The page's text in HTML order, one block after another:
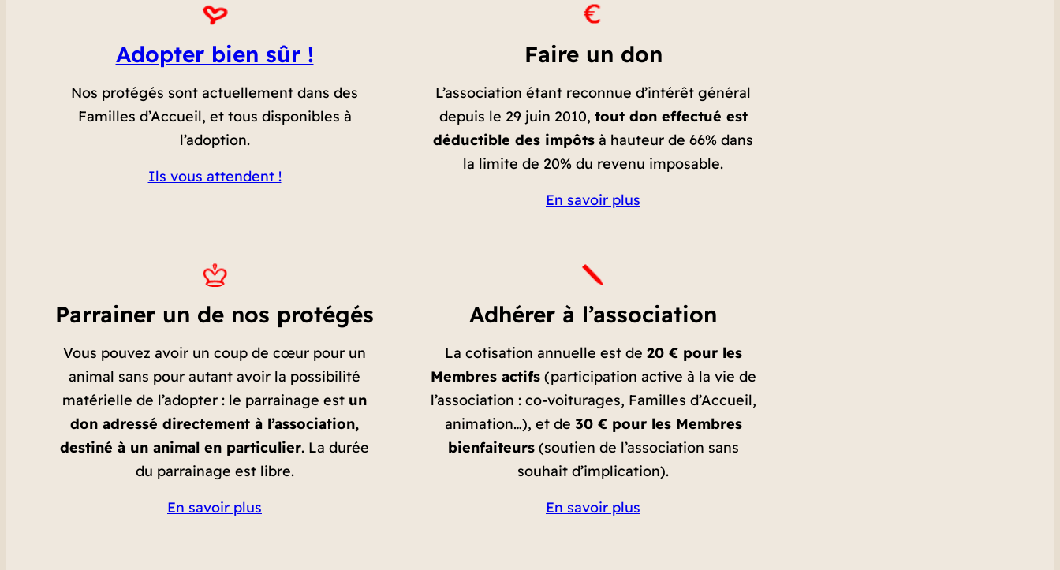
Adopter bien sûr !
Nos protégés sont actuellement dans des
Familles d’Accueil, et tous disponibles à
l’adoption.
Ils vous attendent !
Faire un don
L’association étant reconnue d’intérêt général
depuis le 29 juin 2010, tout don effectué est
déductible des impôts à hauteur de 66% dans
la limite de 20% du revenu imposable.
En savoir plus
Parrainer un de nos protégés
Vous pouvez avoir un coup de cœur pour un
animal sans pour autant avoir la possibilité
matérielle de l’adopter : le parrainage est un
don adressé directement à l’association,
destiné à un animal en particulier. La durée
du parrainage est libre.
En savoir plus
Adhérer à l’association
La cotisation annuelle est de 20 € pour les
Membres actifs(participation active à la vie de
l’association : co-voiturages, Familles d’Accueil,
animation…), et de 30 € pour les Membres
bienfaiteurs(soutien de l’association sans
souhait d’implication).
En savoir plus